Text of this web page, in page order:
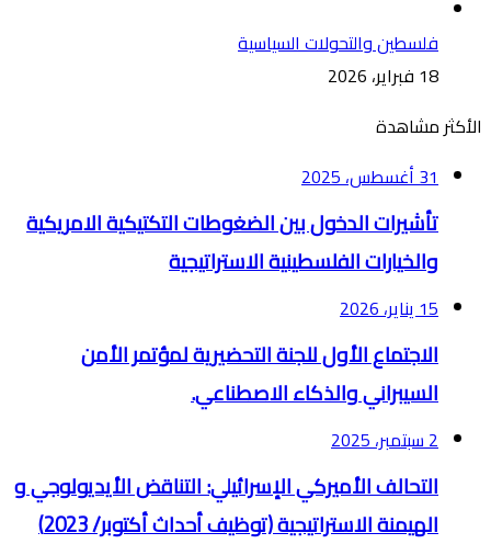
فلسطين والتحولات السياسية
18 فبراير، 2026
الأكثر مشاهدة
31 أغسطس، 2025
تأشيرات الدخول بين الضغوطات التكتيكية الامريكية
والخيارات الفلسطينية الاستراتيجية
15 يناير، 2026
الاجتماع الأول للجنة التحضيرية لمؤتمر الأمن
السيبراني والذكاء الاصطناعي.
2 سبتمبر، 2025
التحالف الأميركي الإسرائيلي: التناقض الأيديولوجي و
الهيمنة الاستراتيجية (توظيف أحداث أكتوبر/ 2023)